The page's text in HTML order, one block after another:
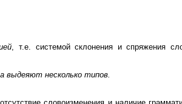
, т.е. системой склонения и спряжения
выдеяют несколько типов.